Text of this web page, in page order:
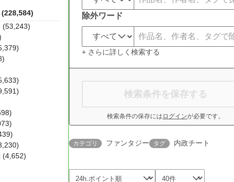
除外ワード
+ さらに詳しく検索する
検索条件を保存する
検索条件の保存には ログインが必要です。
カテゴリ ファンタジー タグ 内政チート
(53,243)
(4,652)